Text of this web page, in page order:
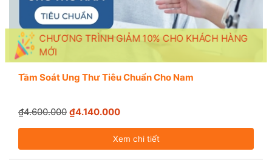
CHƯƠNG TRÌNH GIẢM 10% CHO KHÁCH HÀNG
MỚI
Tầm Soát Ung Thư Tiêu Chuẩn Cho Nam
₫4.600.000 ₫4.140.000
Xem chi tiết